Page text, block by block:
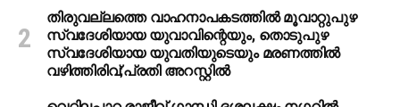
തിരുവല്ലത്തെ വാഹനാപകടത്തില്‍ മൂവാറ്റുപുഴ
സ്വദേശിയായ യുവാവിന്റെയും, തൊടുപുഴ
സ്വദേശിയായ യുവതിയുടെയും മരണത്തില്‍
വഴിത്തിരിവ്;പ്രതി അറസ്റ്റില്‍